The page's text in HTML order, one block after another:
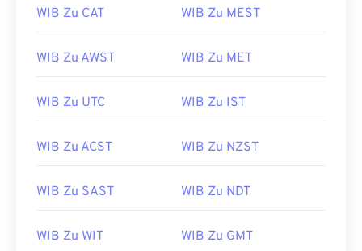
WIB Zu CAT WIB Zu MEST
WIB Zu AWST WIB Zu MET
WIB Zu UTC WIB Zu IST
WIB Zu ACST WIB Zu NZST
WIB Zu SAST WIB Zu NDT
WIB Zu WIT WIB Zu GMT